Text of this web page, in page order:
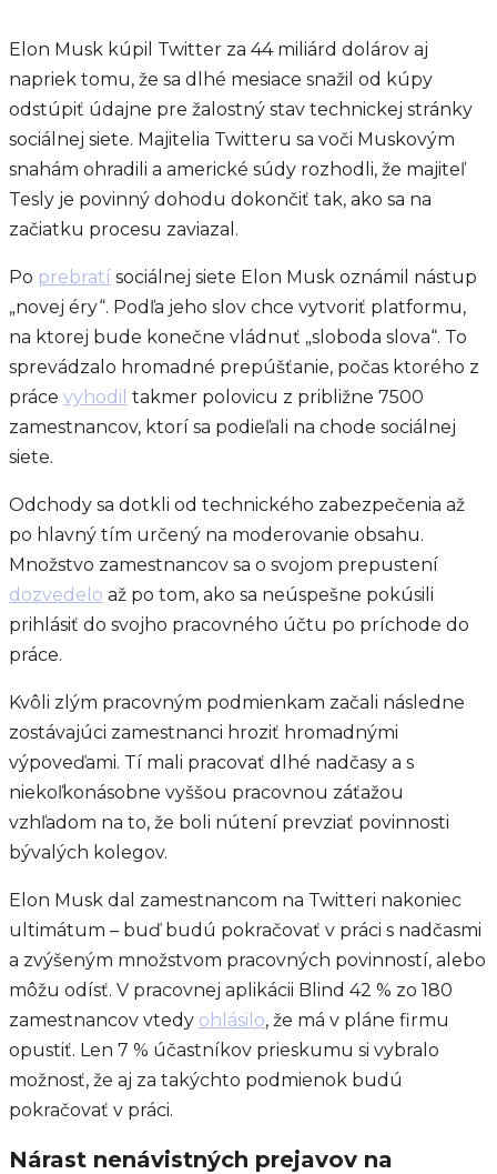
Elon Musk kúpil Twitter za 44 miliárd dolárov aj
napriek tomu, že sa dlhé mesiace snažil od kúpy
odstúpiť údajne pre žalostný stav technickej stránky
sociálnej siete. Majitelia Twitteru sa voči Muskovým
snahám ohradili a americké súdy rozhodli, že majiteľ
Tesly je povinný dohodu dokončiť tak, ako sa na
začiatku procesu zaviazal.
Po prebratí sociálnej siete Elon Musk oznámil nástup
„novej éry“. Podľa jeho slov chce vytvoriť platformu,
na ktorej bude konečne vládnuť „sloboda slova“. To
sprevádzalo hromadné prepúšťanie, počas ktorého z
práce vyhodil takmer polovicu z približne 7500
zamestnancov, ktorí sa podieľali na chode sociálnej
siete.
Odchody sa dotkli od technického zabezpečenia až
po hlavný tím určený na moderovanie obsahu.
Množstvo zamestnancov sa o svojom prepustení
dozvedelo až po tom, ako sa neúspešne pokúsili
prihlásiť do svojho pracovného účtu po príchode do
práce.
Kvôli zlým pracovným podmienkam začali následne
zostávajúci zamestnanci hroziť hromadnými
výpoveďami. Tí mali pracovať dlhé nadčasy a s
niekoľkonásobne vyššou pracovnou záťažou
vzhľadom na to, že boli nútení prevziať povinnosti
bývalých kolegov.
Elon Musk dal zamestnancom na Twitteri nakoniec
ultimátum – buď budú pokračovať v práci s nadčasmi
a zvýšeným množstvom pracovných povinností, alebo
môžu odísť. V pracovnej aplikácii Blind 42 % zo 180
zamestnancov vtedy ohlásilo, že má v pláne firmu
opustiť. Len 7 % účastníkov prieskumu si vybralo
možnosť, že aj za takýchto podmienok budú
pokračovať v práci.
Nárast nenávistných prejavov na